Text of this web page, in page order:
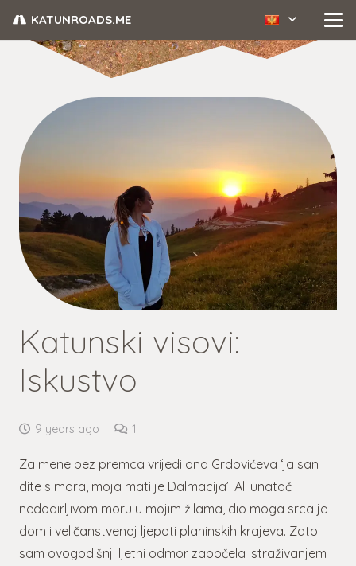
KATUNROADS.ME
Katunski visovi:
Iskustvo
9 years ago 1
Za mene bez premca vrijedi ona Grdovićeva ‘ja san
dite s mora, moja mati je Dalmacija’. Ali unatoč
nedodirljivom moru u mojim žilama, dio moga srca je
dom i veličanstvenoj ljepoti planinskih krajeva. Zato
sam ovogodišnji ljetni odmor započela istraživanjem